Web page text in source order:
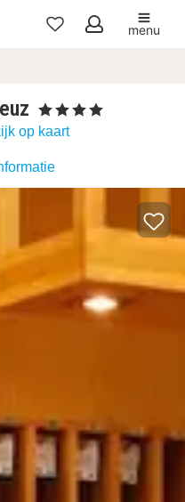
Mijn
menu
, 4 Sterren
op kaart